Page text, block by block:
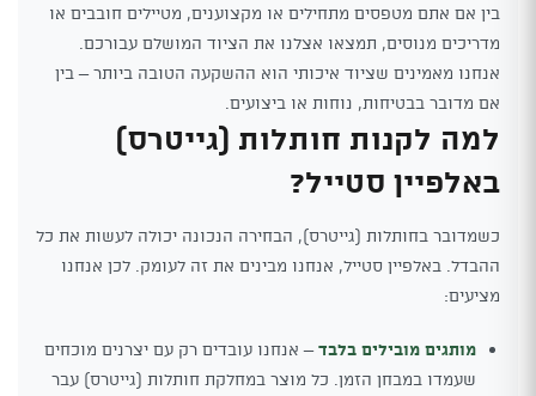
בין אם אתם מטפסים מתחילים או מקצוענים, מטיילים חובבים או
מדריכים מנוסים, תמצאו אצלנו את הציוד המושלם עבורכם.
אנחנו מאמינים שציוד איכותי הוא ההשקעה הטובה ביותר – בין
אם מדובר בבטיחות, נוחות או ביצועים.
למה לקנות חותלות (גייטרס)
באלפיין סטייל?
כשמדובר בחותלות (גייטרס), הבחירה הנכונה יכולה לעשות את כל
ההבדל. באלפיין סטייל, אנחנו מבינים את זה לעומק. לכן אנחנו
מציעים:
מותגים מובילים בלבד– אנחנו עובדים רק עם יצרנים מוכחים
שעמדו במבחן הזמן. כל מוצר במחלקת חותלות (גייטרס) עבר